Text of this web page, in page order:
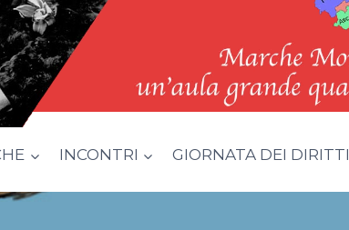
INCONTRI GIORNATA DEI DIRITTI